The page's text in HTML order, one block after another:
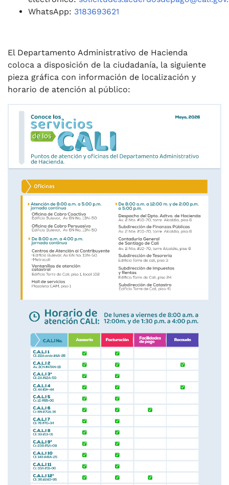
WhatsApp: 3183693621
El Departamento Administrativo de Hacienda
coloca a disposición de la ciudadanía, la siguiente
pieza gráfica con información de localización y
horario de atención al público: